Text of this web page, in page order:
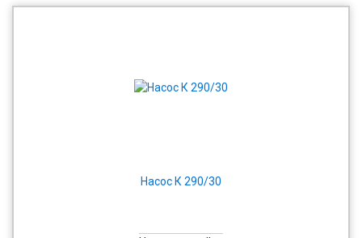
Насос К 290/30